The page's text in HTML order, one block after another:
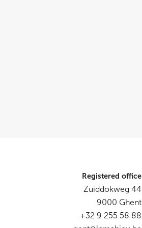
Registered office
Zuiddokweg 44
9000 Ghent
+32 9 255 58 88